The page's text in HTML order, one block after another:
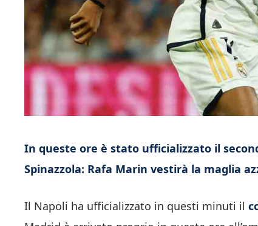
In queste ore è stato ufficializzato il
Spinazzola: Rafa Marin vestirà la maglia
Il Napoli ha ufficializzato in questi minuti il